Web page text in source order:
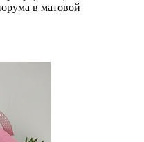
в матовой